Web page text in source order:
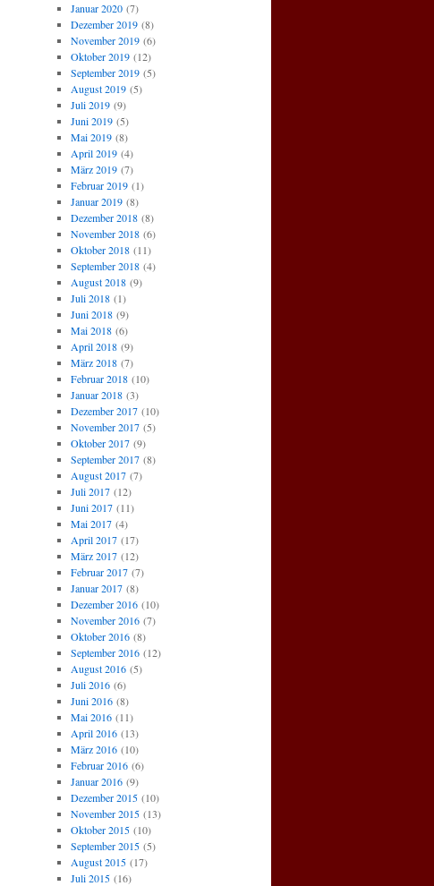
Januar 2020(7)
Dezember 2019(8)
November 2019(6)
Oktober 2019(12)
September 2019(5)
August 2019(5)
Juli 2019(9)
Juni 2019(5)
Mai 2019(8)
April 2019(4)
März 2019(7)
Februar 2019(1)
Januar 2019(8)
Dezember 2018(8)
November 2018(6)
Oktober 2018(11)
September 2018(4)
August 2018(9)
Juli 2018(1)
Juni 2018(9)
Mai 2018(6)
April 2018(9)
März 2018(7)
Februar 2018(10)
Januar 2018(3)
Dezember 2017(10)
November 2017(5)
Oktober 2017(9)
September 2017(8)
August 2017(7)
Juli 2017(12)
Juni 2017(11)
Mai 2017(4)
April 2017(17)
März 2017(12)
Februar 2017(7)
Januar 2017(8)
Dezember 2016(10)
November 2016(7)
Oktober 2016(8)
September 2016(12)
August 2016(5)
Juli 2016(6)
Juni 2016(8)
Mai 2016(11)
April 2016(13)
März 2016(10)
Februar 2016(6)
Januar 2016(9)
Dezember 2015(10)
November 2015(13)
Oktober 2015(10)
September 2015(5)
August 2015(17)
Juli 2015(16)